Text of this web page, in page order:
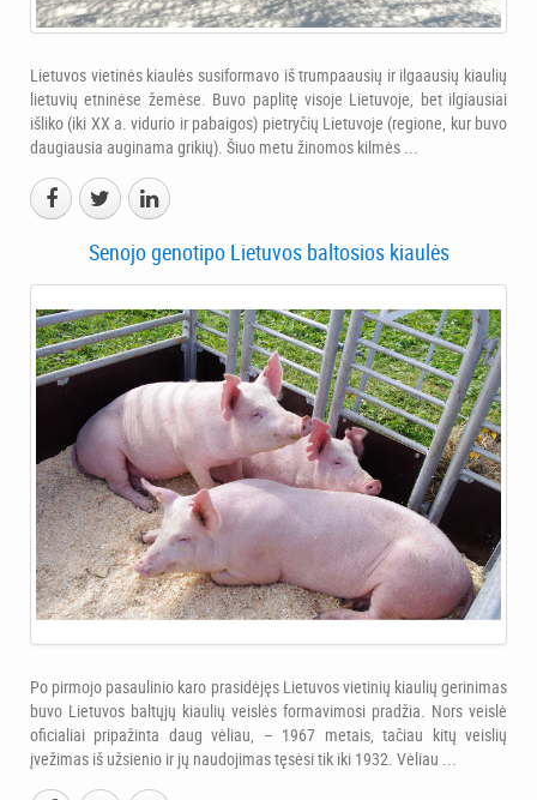
Lietuvos vietinės kiaulės susiformavo iš trumpaausių ir ilgaausių kiaulių
lietuvių etninėse žemėse. Buvo paplitę visoje Lietuvoje, bet ilgiausiai
išliko (iki XX a. vidurio ir pabaigos) pietryčių Lietuvoje (regione, kur buvo
daugiausia auginama grikių). Šiuo metu žinomos kilmės ...
Senojo genotipo Lietuvos baltosios kiaulės
Po pirmojo pasaulinio karo prasidėjęs Lietuvos vietinių kiaulių gerinimas
buvo Lietuvos baltųjų kiaulių veislės formavimosi pradžia. Nors veislė
oficialiai pripažinta daug vėliau, – 1967 metais, tačiau kitų veislių
įvežimas iš užsienio ir jų naudojimas tęsėsi tik iki 1932. Vėliau ...